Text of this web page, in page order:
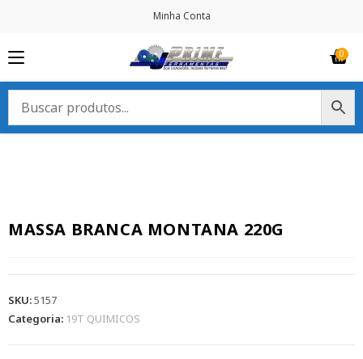
Minha Conta
MASSA BRANCA MONTANA 220G
SKU:5157
Categoria: 19T QUIMICOS